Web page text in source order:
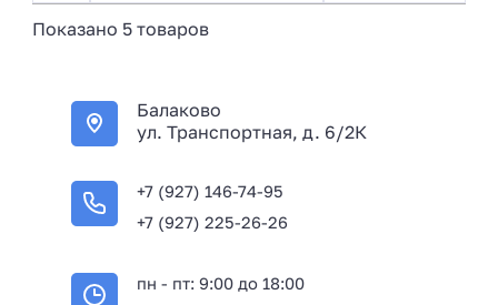
Показано 5 товаров
Балаково
ул. Транспортная, д. 6/2К
+7 (927) 146-74-95
+7 (927) 225-26-26
пн - пт: 9:00 до 18:00